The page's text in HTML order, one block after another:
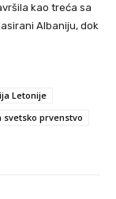
kao treća sa
Albaniju, dok
Letonije
svetsko prvenstvo